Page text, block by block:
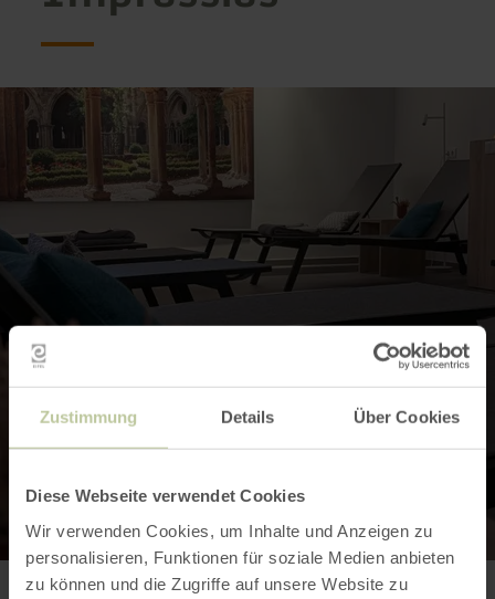
Zustimmung Details Über Cookies
Diese Webseite verwendet Cookies
Wir verwenden Cookies, um Inhalte und Anzeigen zu
personalisieren, Funktionen für soziale Medien anbieten
zu können und die Zugriffe auf unsere Website zu